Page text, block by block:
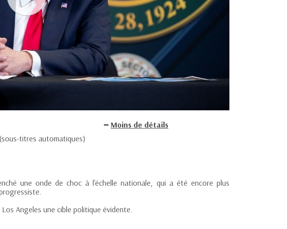
Moins de détails
titres automatiques)
une onde de choc à l'échelle nationale, qui a été encore plus
Angeles une cible politique évidente.